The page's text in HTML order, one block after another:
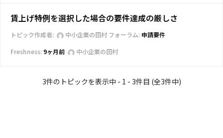
賃上げ特例を選択した場合の要件達成の厳しさ
トピック作成者: 中小企業の田村 フォーラム: 申請要件
9ヶ月前
中小企業の田村
3件のトピックを表示中 - 1 - 3件目 (全3件中)